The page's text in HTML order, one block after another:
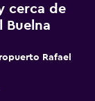
cerca de
Buelna
Rafael